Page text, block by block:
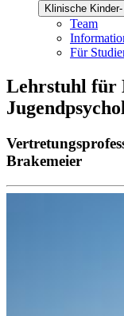
Klinische
Team
Für
Lehrstuhl für
Brakemeier